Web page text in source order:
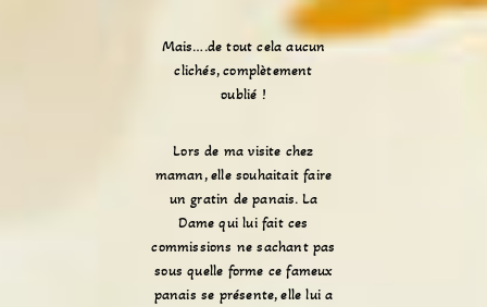
Mais….de tout cela aucun
clichés, complètement
oublié !
Lors de ma visite chez
maman, elle souhaitait faire
un gratin de panais. La
Dame qui lui fait ces
commissions ne sachant pas
sous quelle forme ce fameux
panais se présente, elle lui a